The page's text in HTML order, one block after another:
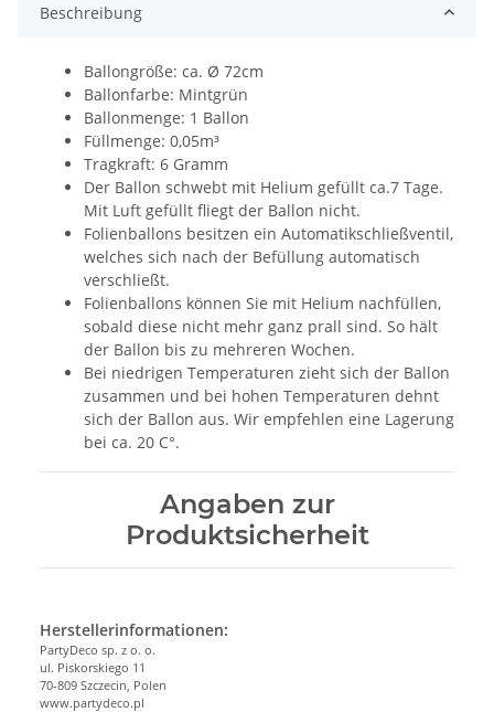
Beschreibung
Ballongröße: ca. Ø 72cm
Ballonfarbe: Mintgrün
Ballonmenge: 1 Ballon
Füllmenge: 0,05m³
Tragkraft: 6 Gramm
Der Ballon schwebt mit Helium gefüllt ca.7 Tage.
Mit Luft gefüllt fliegt der Ballon nicht.
Folienballons besitzen ein Automatikschließventil,
welches sich nach der Befüllung automatisch
verschließt.
Folienballons können Sie mit Helium nachfüllen,
sobald diese nicht mehr ganz prall sind. So hält
der Ballon bis zu mehreren Wochen.
Bei niedrigen Temperaturen zieht sich der Ballon
zusammen und bei hohen Temperaturen dehnt
sich der Ballon aus. Wir empfehlen eine Lagerung
bei ca. 20 C°.
Angaben zur
Produktsicherheit
Herstellerinformationen:
PartyDeco sp. z o. o.
ul. Piskorskiego 11
70-809 Szczecin, Polen
www.partydeco.pl